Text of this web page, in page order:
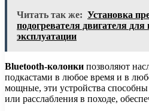
Читать так же: Установка
подогревателя двигателя
эксплуатации
Bluetooth-колонки позволяют
подкастами в любое время и в
мощные, эти устройства способны
или расслабления в походе,